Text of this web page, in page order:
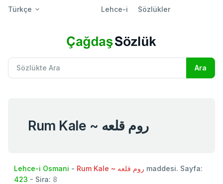
Türkçe Lehce-i Sözlükler
Rum Kale ~ روم قلعه
Lehce-i Osmani - Rum Kale ~ روم قلعه maddesi. Sayfa:
423 - Sira: 8